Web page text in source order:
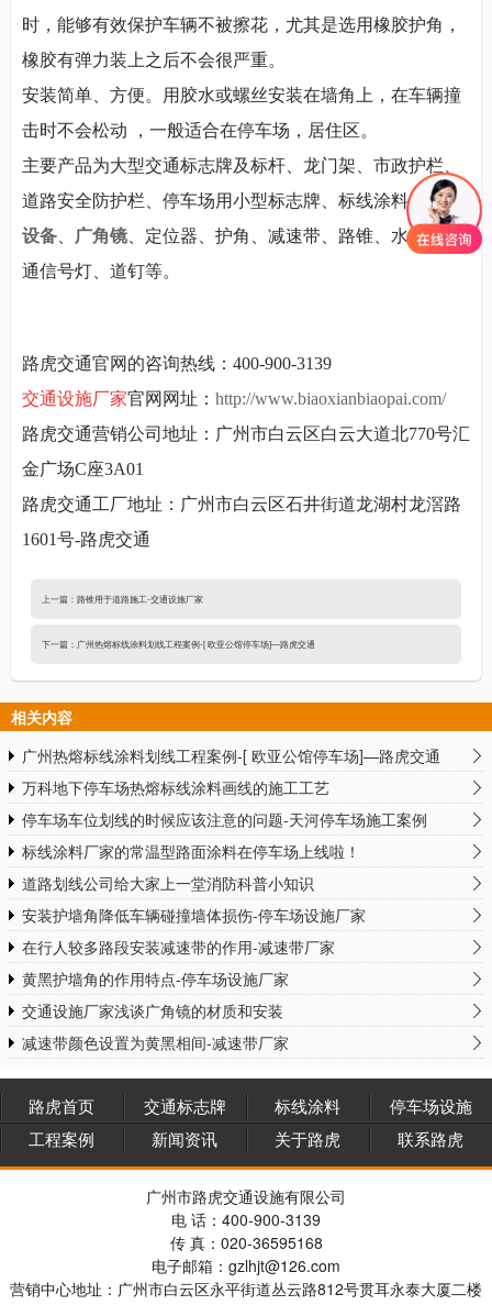
时，能够有效保护车辆不被擦花，尤其是选用橡胶护角，
橡胶有弹力装上之后不会很严重。
安装简单、方便。用胶水或螺丝安装在墙角上，在车辆撞
击时不会松动
，一般适合在停车场，居住区。
主要产品为大型交通标志牌及标杆、龙门架、市政护栏、
道路安全防护栏、停车场用小型标志牌、标线涂料、
标线
设备
广角镜 、定位器、护角、减速带、路锥、水马、交
通信号灯、道钉等。
路虎交通官网的咨询热线： 400-900-3139
交通设施厂家官网网址： http://www.biaoxianbiaopai.com/
路虎交通营销公司地址：广州市白云区白云大道北770号汇
金广场C座3A01
路虎交通工厂地址：广州市白云区石井街道龙湖村龙滘路
1601号-路虎交通
上一篇： 路锥用于道路施工-交通设施厂家
下一篇： 广州热熔标线涂料划线工程案例-[ 欧亚公馆停车场]—路虎交通
相关内容
广州热熔标线涂料划线工程案例-[ 欧亚公馆停车场]—路虎交通
万科地下停车场热熔标线涂料画线的施工工艺
停车场车位划线的时候应该注意的问题-天河停车场施工案例
标线涂料厂家的常温型路面涂料在停车场上线啦！
道路划线公司给大家上一堂消防科普小知识
安装护墙角降低车辆碰撞墙体损伤-停车场设施厂家
在行人较多路段安装减速带的作用-减速带厂家
黄黑护墙角的作用特点-停车场设施厂家
交通设施厂家浅谈广角镜的材质和安装
减速带颜色设置为黄黑相间-减速带厂家
路虎首页 交通标志牌 标线涂料
停车场设施
工程案例
新闻资讯 关于路虎 联系路虎
广州市路虎交通设施有限公司
电 话：400-900-3139
传 真：020-36595168
电子邮箱：gzlhjt@126.com
营销中心地址：广州市白云区永平街道丛云路812号贯耳永泰大厦二楼